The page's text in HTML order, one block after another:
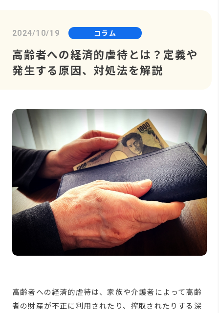
2024/10/19 コラム
高齢者への経済的虐待とは？定義や
発生する原因、対処法を解説
高齢者への経済的虐待は、家族や介護者によって高齢
者の財産が不正に利用されたり、搾取されたりする深